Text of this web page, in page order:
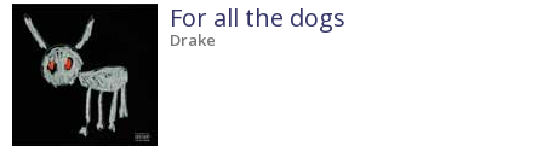
For all the dogs
Drake